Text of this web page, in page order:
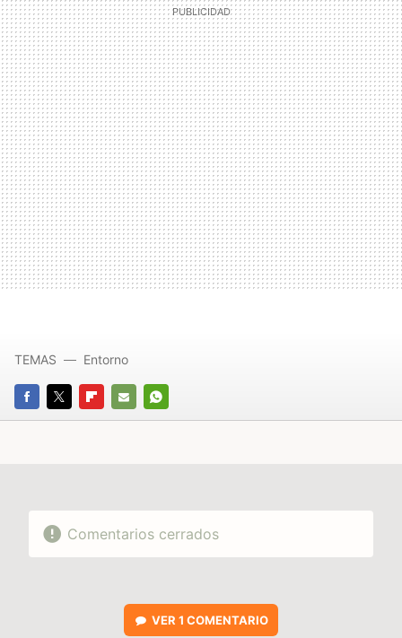
FACEBOOK
TWITTERFLIPBOARD
E-
WHATSAPP
TEMAS Entorno
Comentarios cerrados
VER 1 COMENTARIO